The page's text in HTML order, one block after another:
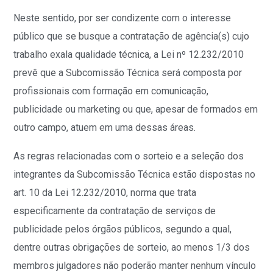
Neste sentido, por ser condizente com o interesse
público que se busque a contratação de agência(s) cujo
trabalho exala qualidade técnica, a Lei nº 12.232/2010
prevê que a Subcomissão Técnica será composta por
profissionais com formação em comunicação,
publicidade ou marketing ou que, apesar de formados em
outro campo, atuem em uma dessas áreas.
As regras relacionadas com o sorteio e a seleção dos
integrantes da Subcomissão Técnica estão dispostas no
art. 10 da Lei 12.232/2010, norma que trata
especificamente da contratação de serviços de
publicidade pelos órgãos públicos, segundo a qual,
dentre outras obrigações de sorteio, ao menos 1/3 dos
membros julgadores não poderão manter nenhum vínculo